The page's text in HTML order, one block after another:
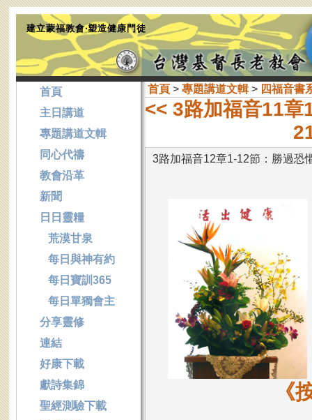
建立蒙福教會‧塑造健康門徒
首頁> 專題講道文輯> 四福音書
<< 3路加福音11章
3路加福音12章1-12節：勝過恐
《
首頁
主日講道
專題講道文輯
同心代禱
教會沿革
新聞
日日靈糧
荒漠甘泉
每日與神有約
每日寶訓365
每日單獨會主
分享靈修
連結
好康下載
獻詩集錦
聖經測驗下載